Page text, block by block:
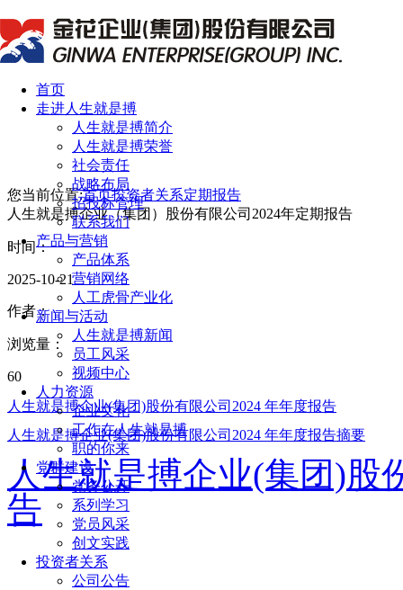
首页
走进人生就是搏
人生就是搏简介
人生就是搏荣誉
社会责任
战略布局
招投标管理
联系我们
产品与营销
产品体系
营销网络
人工虎骨产业化
新闻与活动
人生就是搏新闻
员工风采
视频中心
人力资源
企业文化
工作在人生就是搏
职的你来
党群建设
党务公开
系列学习
党员风采
创文实践
投资者关系
公司公告
您当前位置:首页投资者关系定期报告
人生就是搏企业（集团）股份有限公司2024年定期报告
时间：
2025-10-21
作者：
浏览量：
60
人生就是搏企业(集团)股份有限公司2024 年年度报告
人生就是搏企业(集团)股份有限公司2024 年年度报告摘要
人生就是搏企业(集团)股
告